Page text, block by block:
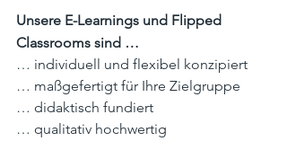
Unsere E-Learnings und Flipped
Classrooms sind …
… individuell und flexibel konzipiert
… maßgefertigt für Ihre Zielgruppe
… didaktisch fundiert
… qualitativ hochwertig